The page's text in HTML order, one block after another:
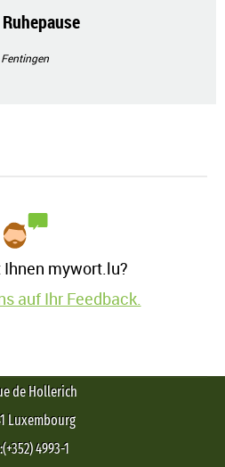
Fentingen
mywort.lu?
auf Ihr Feedback.
de Hollerich
Luxembourg
4993-1